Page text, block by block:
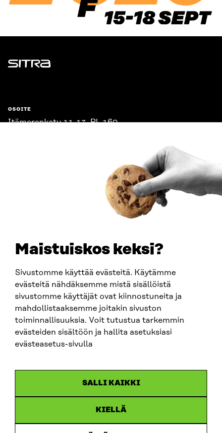
Maistuiskos keksi?
Sivustomme käyttää evästeitä. Käytämme
evästeitä nähdäksemme mistä sisällöistä
sivustomme käyttäjät ovat kiinnostuneita ja
mahdollistaaksemme joitakin sivuston
toiminnallisuuksia. Voit tutustua tarkemmin
evästeiden sisältöön ja hallita asetuksiasi
evästeasetus-sivulla
SALLI KAIKKI
KIELLÄ
Sitra
OSOITE
Itämerenkatu 11-13, PL 160,
SITRA SOSIAALISESSA MEDIASSA
LinkedIn
Instagram
YouTube